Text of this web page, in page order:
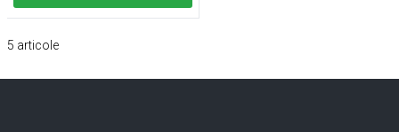
5 articole